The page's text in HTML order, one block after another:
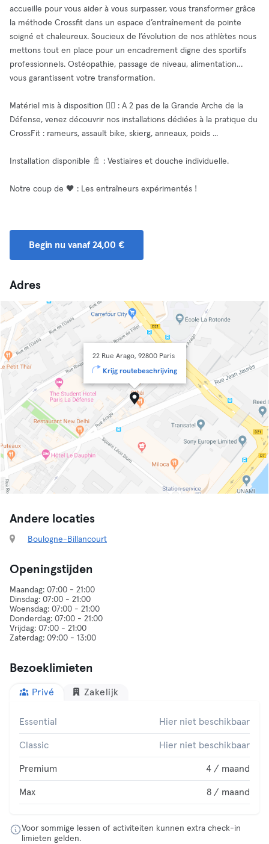
accueille pour vous aider à vous surpasser, vous transformer grâce
la méthode Crossfit dans un espace d’entraînement de pointe
soigné et chaleureux. Soucieux de l’évolution de nos athlètes nous
mettons tout en place pour un encadrement digne des sportifs
professionnels. Ostéopathie, passage de niveau, alimentation…
vous garantissent votre transformation.
Matériel mis à disposition 🧘‍♂️ : A 2 pas de la Grande Arche de la
Défense, venez découvrir nos installations dédiées à la pratique du
CrossFit : rameurs, assault bike, skierg, anneaux, poids ...
Installation disponible 🚿 : Vestiaires et douche individuelle.
Notre coup de 🖤 : Les entraîneurs expérimentés !
Begin nu vanaf 24,00 €
Adres
22 Rue Arago, 92800 Paris
Krijg routebeschrijving
Andere locaties
Boulogne-Billancourt
Openingstijden
Maandag: 07:00 - 21:00
Dinsdag: 07:00 - 21:00
Woensdag: 07:00 - 21:00
Donderdag: 07:00 - 21:00
Vrijdag: 07:00 - 21:00
Bezoeklimieten
Privé Zakelijk
Essential Hier niet beschikbaar
Classic Hier niet beschikbaar
Premium 4 / maand
Max 8 / maand
Voor sommige lessen of activiteiten kunnen extra check-in
limieten gelden.